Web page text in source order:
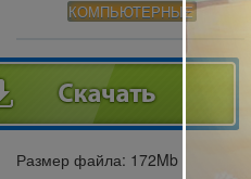
КОМПЬЮТЕРНЫЕ
Размер файла: 172Mb